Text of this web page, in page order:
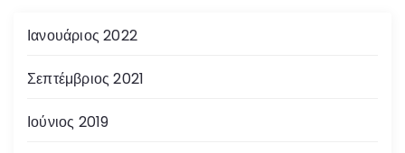
Ιανουάριος 2022
Σεπτέμβριος 2021
Ιούνιος 2019